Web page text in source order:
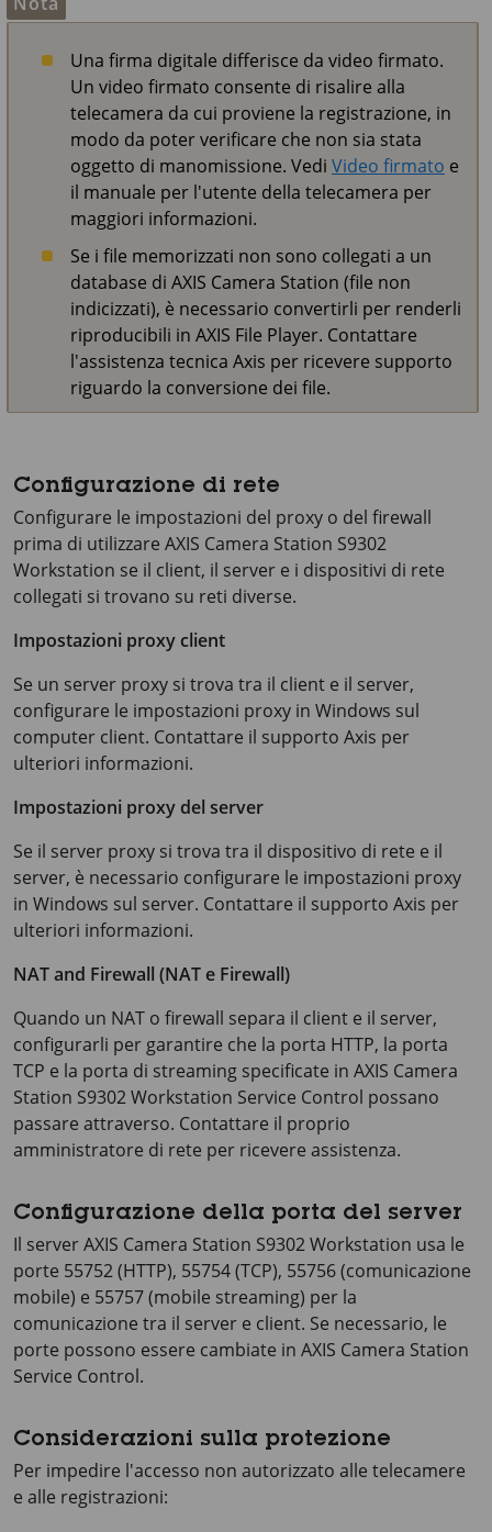
Una firma digitale differisce da video firmato.
Un video firmato consente di risalire alla
telecamera da cui proviene la registrazione, in
modo da poter verificare che non sia stata
oggetto di manomissione. Vedi Video firmato e
il manuale per l'utente della telecamera per
maggiori informazioni.
Se i file memorizzati non sono collegati a un
database di AXIS Camera Station (file non
indicizzati), è necessario convertirli per renderli
riproducibili in AXIS File Player. Contattare
l'assistenza tecnica Axis per ricevere supporto
riguardo la conversione dei file.
Configurazione di rete
Configurare le impostazioni del proxy o del firewall
prima di utilizzare AXIS Camera Station S9302
Workstation se il client, il server e i dispositivi di rete
collegati si trovano su reti diverse.
Impostazioni proxy client
Se un server proxy si trova tra il client e il server,
configurare le impostazioni proxy in Windows sul
computer client. Contattare il supporto Axis per
ulteriori informazioni.
Impostazioni proxy del server
Se il server proxy si trova tra il dispositivo di rete e il
server, è necessario configurare le impostazioni proxy
in Windows sul server. Contattare il supporto Axis per
ulteriori informazioni.
NAT and Firewall (NAT e Firewall)
Quando un NAT o firewall separa il client e il server,
configurarli per garantire che la porta HTTP, la porta
TCP e la porta di streaming specificate in AXIS Camera
Station S9302 Workstation Service Control possano
passare attraverso. Contattare il proprio
amministratore di rete per ricevere assistenza.
Configurazione della porta del server
Il serverAXIS Camera Station S9302 Workstation usa le
porte 55752 (HTTP), 55754 (TCP), 55756 (comunicazione
mobile) e 55757 (mobile streaming) per la
comunicazione tra il server e client. Se necessario, le
porte possono essere cambiate in AXIS Camera Station
Service Control.
Considerazioni sulla protezione
Per impedire l'accesso non autorizzato alle telecamere
e alle registrazioni: